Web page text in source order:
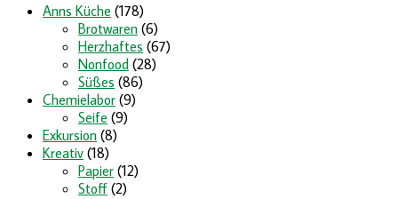
Anns Küche (178)
Brotwaren (6)
Herzhaftes (67)
Nonfood (28)
Süßes (86)
Chemielabor (9)
Seife (9)
Exkursion (8)
Kreativ (18)
Papier (12)
Stoff (2)